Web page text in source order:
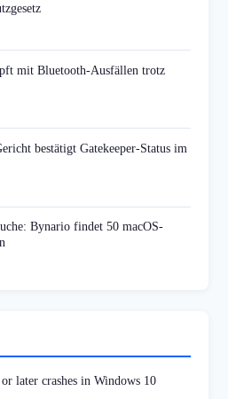
mit Bluetooth-Ausfällen trotz
bestätigt Gatekeeper-Status im
Bynario findet 50 macOS-
later crashes in Windows 10